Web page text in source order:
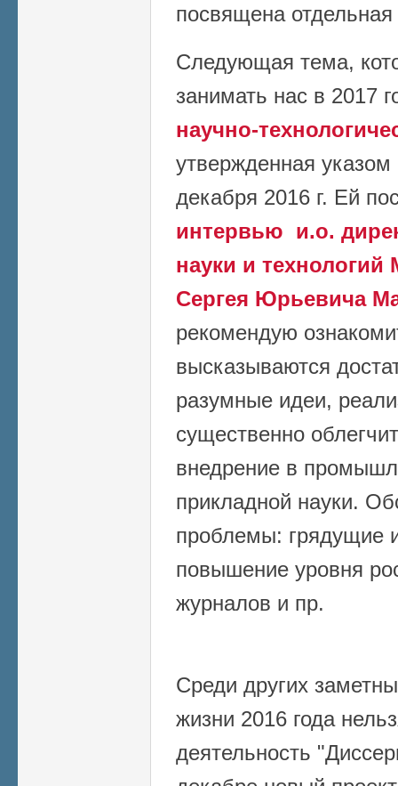
посвящена отдельная
Следующая тема,
занимать нас в 2017
научно-
утвержденная
декабря 2016 г. Ей
интервью и.о.
науки и
Сергея Юрьевича
рекомендую
высказываются
разумные идеи,
существенно
внедрение в
прикладной науки.
проблемы: грядущие
повышение уровня
журналов и пр.
Среди других
жизни 2016 года
деятельность